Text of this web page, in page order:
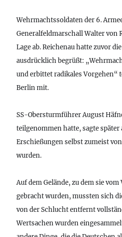
Wehrmachtssoldaten der 6.
Generalfeldmarschall Walter von
Lage ab. Reichenau hatte zuvor
ausdrücklich begrüßt:
und erbittet radikales Vorgehen“
Berlin mit.
SS-Obersturmführer August
teilgenommen hatte, sagte später
Erschießungen selbst zumeist
wurden.
Auf dem Gelände, zu dem sie
gebracht wurden, mussten sich
von der Schlucht entfernt
Wertsachen wurden